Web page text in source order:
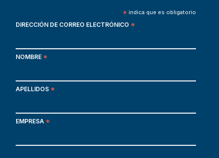
* indica que es obligatorio
DIRECCIÓN DE CORREO ELECTRÓNICO *
NOMBRE *
APELLIDOS *
EMPRESA *